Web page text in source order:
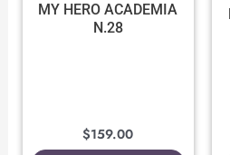
MY HERO ACADEMIA
N.28
$159.00